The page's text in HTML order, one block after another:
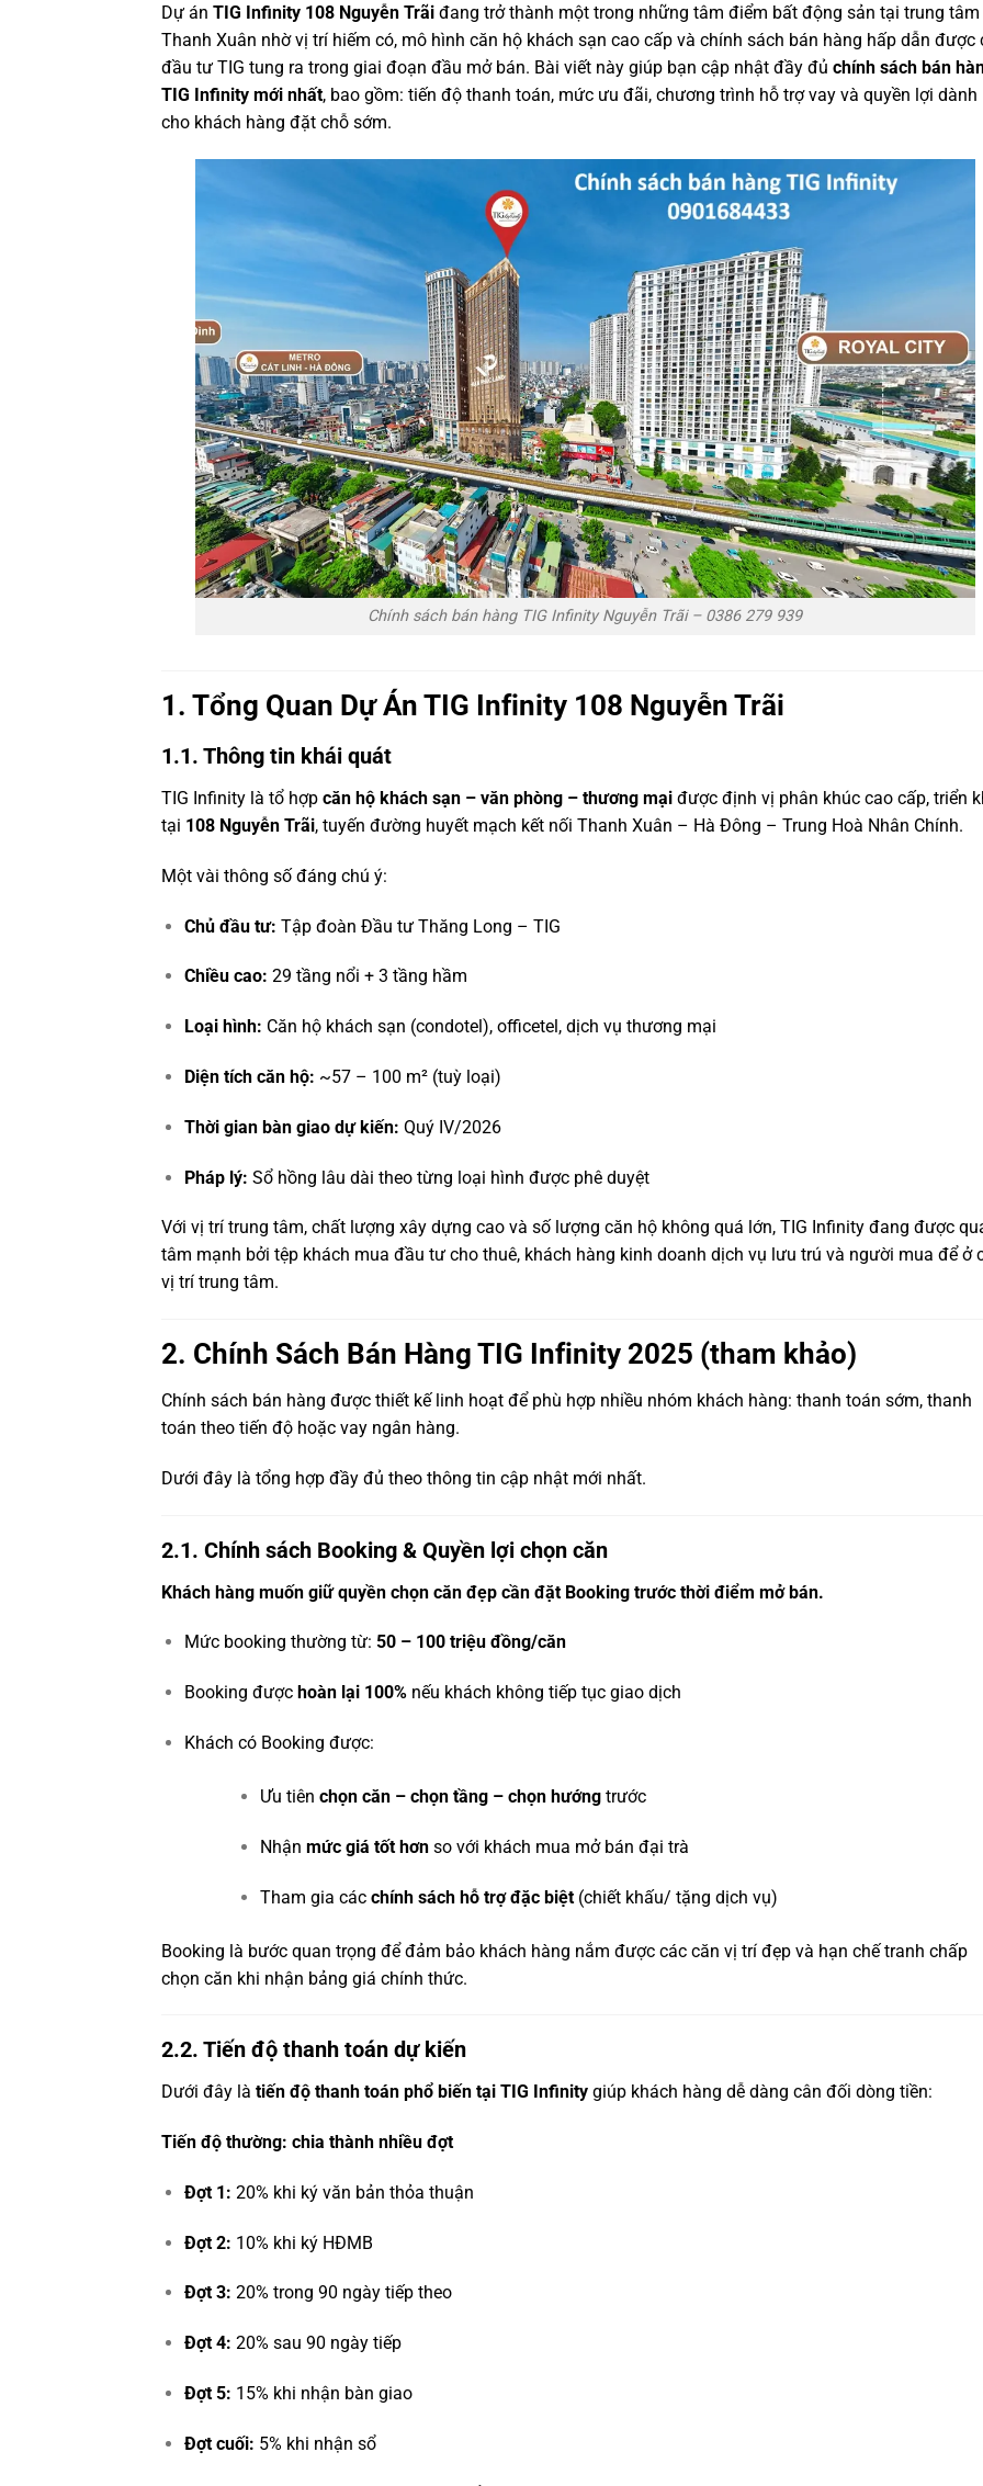
Dự án TIG Infinity 108 Nguyễn Trãi đang trở thành một trong những tâm điểm bất động sản tại trung tâm
Thanh Xuân nhờ vị trí hiếm có, mô hình căn hộ khách sạn cao cấp và chính sách bán hàng hấp dẫn được
đầu tư TIG tung ra trong giai đoạn đầu mở bán. Bài viết này giúp bạn cập nhật đầy đủ chính sách bán
TIG Infinity mới nhất, bao gồm: tiến độ thanh toán, mức ưu đãi, chương trình hỗ trợ vay và quyền lợi dành
cho khách hàng đặt chỗ sớm.
Chính sách bán hàng TIG Infinity Nguyễn Trãi – 0386 279 939
1. Tổng Quan Dự Án TIG Infinity 108 Nguyễn Trãi
1.1. Thông tin khái quát
TIG Infinity là tổ hợp căn hộ khách sạn – văn phòng – thương mại được định vị phân khúc cao cấp, triển
tại 108 Nguyễn Trãi, tuyến đường huyết mạch kết nối Thanh Xuân – Hà Đông – Trung Hoà Nhân Chính.
Một vài thông số đáng chú ý:
Chủ đầu tư: Tập đoàn Đầu tư Thăng Long – TIG
Chiều cao: 29 tầng nổi + 3 tầng hầm
Loại hình: Căn hộ khách sạn (condotel), officetel, dịch vụ thương mại
Diện tích căn hộ: ~57 – 100 m² (tuỳ loại)
Thời gian bàn giao dự kiến: Quý IV/2026
Pháp lý: Sổ hồng lâu dài theo từng loại hình được phê duyệt
Với vị trí trung tâm, chất lượng xây dựng cao và số lượng căn hộ không quá lớn, TIG Infinity đang được
tâm mạnh bởi tệp khách mua đầu tư cho thuê, khách hàng kinh doanh dịch vụ lưu trú và người mua để ở
vị trí trung tâm.
2. Chính Sách Bán Hàng TIG Infinity 2025 (tham khảo)
Chính sách bán hàng được thiết kế linh hoạt để phù hợp nhiều nhóm khách hàng: thanh toán sớm, thanh
toán theo tiến độ hoặc vay ngân hàng.
Dưới đây là tổng hợp đầy đủ theo thông tin cập nhật mới nhất.
2.1. Chính sách Booking & Quyền lợi chọn căn
Khách hàng muốn giữ quyền chọn căn đẹp cần đặt Booking trước thời điểm mở bán.
Mức booking thường từ: 50 – 100 triệu đồng/căn
Booking được hoàn lại 100%nếu khách không tiếp tục giao dịch
Khách có Booking được:
Ưu tiên chọn căn – chọn tầng – chọn hướngtrước
Nhận mức giá tốt hơnso với khách mua mở bán đại trà
Tham gia các chính sách hỗ trợ đặc biệt(chiết khấu/ tặng dịch vụ)
Booking là bước quan trọng để đảm bảo khách hàng nắm được các căn vị trí đẹp và hạn chế tranh chấp
chọn căn khi nhận bảng giá chính thức.
2.2. Tiến độ thanh toán dự kiến
Dưới đây là tiến độ thanh toán phổ biến tại TIG Infinity giúp khách hàng dễ dàng cân đối dòng tiền:
Tiến độ thường: chia thành nhiều đợt
Đợt 1: 20% khi ký văn bản thỏa thuận
Đợt 2: 10% khi ký HĐMB
Đợt 3: 20% trong 90 ngày tiếp theo
Đợt 4: 20% sau 90 ngày tiếp
Đợt 5: 15% khi nhận bàn giao
Đợt cuối: 5% khi nhận sổ